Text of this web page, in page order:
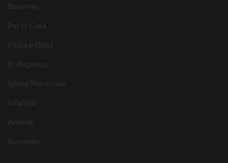
Bevande
Per la Casa
Pasta e Dolci
In dispensa
Igiene Personale
Infanzia
Animali
Bombole